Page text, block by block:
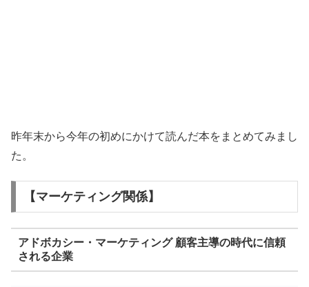
昨年末から今年の初めにかけて読んだ本をまとめてみまし
た。
【マーケティング関係】
アドボカシー・マーケティング 顧客主導の時代に信頼
される企業